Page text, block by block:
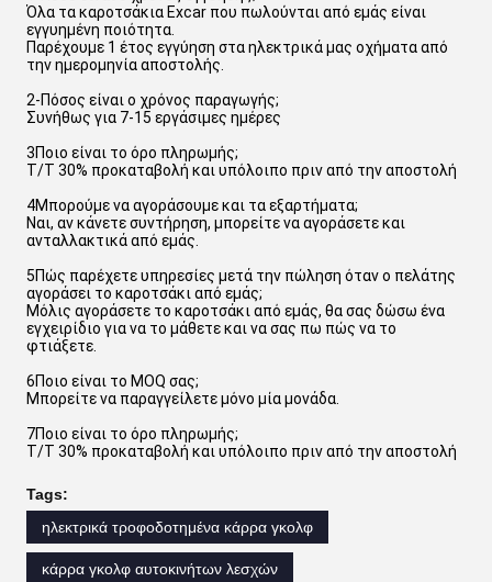
Όλα τα καροτσάκια Excar που πωλούνται από εμάς είναι
εγγυημένη ποιότητα.
Παρέχουμε 1 έτος εγγύηση στα ηλεκτρικά μας οχήματα από
την ημερομηνία αποστολής.
2-Πόσος είναι ο χρόνος παραγωγής;
Συνήθως για 7-15 εργάσιμες ημέρες
3Ποιο είναι το όρο πληρωμής;
T/T 30% προκαταβολή και υπόλοιπο πριν από την αποστολή
4Μπορούμε να αγοράσουμε και τα εξαρτήματα;
Ναι, αν κάνετε συντήρηση, μπορείτε να αγοράσετε και
ανταλλακτικά από εμάς.
5Πώς παρέχετε υπηρεσίες μετά την πώληση όταν ο πελάτης
αγοράσει το καροτσάκι από εμάς;
Μόλις αγοράσετε το καροτσάκι από εμάς, θα σας δώσω ένα
εγχειρίδιο για να το μάθετε και να σας πω πώς να το
φτιάξετε.
6Ποιο είναι το MOQ σας;
Μπορείτε να παραγγείλετε μόνο μία μονάδα.
7Ποιο είναι το όρο πληρωμής;
T/T 30% προκαταβολή και υπόλοιπο πριν από την αποστολή
Tags:
ηλεκτρικά τροφοδοτημένα κάρρα γκολφ
κάρρα γκολφ αυτοκινήτων λεσχών